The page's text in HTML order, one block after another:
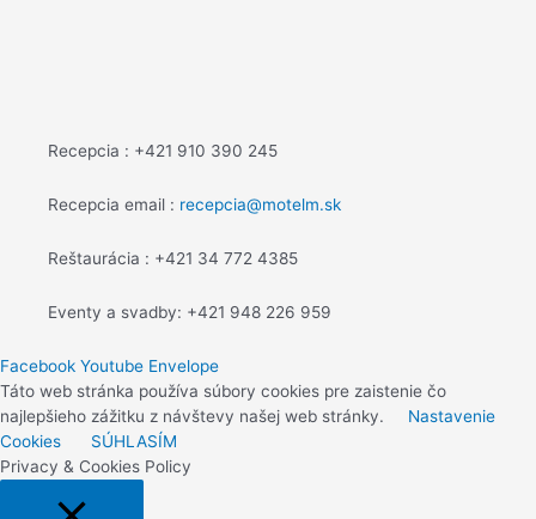
Recepcia : +421 910 390 245
Recepcia email : recepcia@motelm.sk
Reštaurácia : +421 34 772 4385
Eventy a svadby: +421 948 226 959
Facebook Youtube Envelope
Táto web stránka používa súbory cookies pre zaistenie čo
najlepšieho zážitku z návštevy našej web stránky.
Nastavenie
Cookies
SÚHLASÍM
Privacy & Cookies Policy